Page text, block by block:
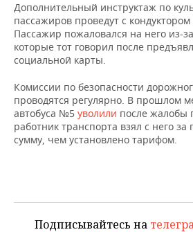
Дополнительный инструктаж по
пассажиров проведут с
Пассажир пожаловался на него из-
которые тот говорил после
социальной карты.
Комиссии по безопасности
проводятся регулярно. В прошлом
автобуса №5 уволили после жалобы
работник транспорта взял с него
сумму, чем установлено тарифом.
Подписывайтесь на